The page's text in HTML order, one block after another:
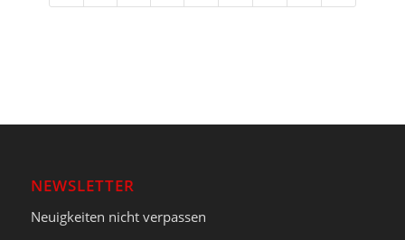
NEWSLETTER
Neuigkeiten nicht verpassen